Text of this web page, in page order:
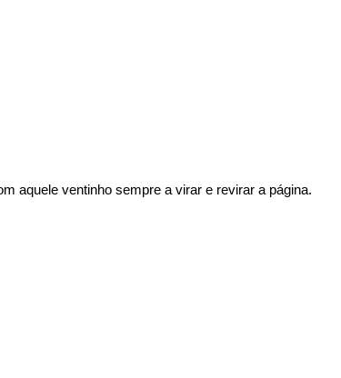
aquele ventinho sempre a virar e revirar a página.